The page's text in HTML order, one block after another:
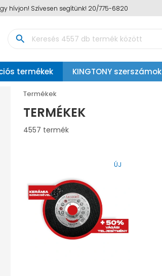
hívjon! Szívesen segítünk! 20/775-6820
termékek KINGTONY szerszámok
search
Termékek
TERMÉKEK
4557 termék
ÚJ